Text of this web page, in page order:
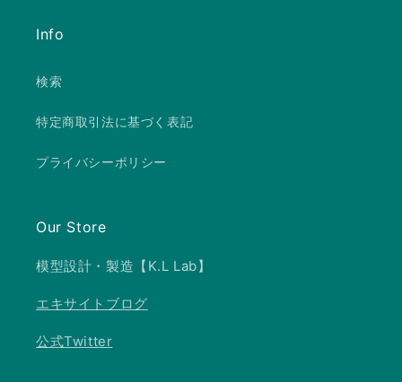
Info
検索
特定商取引法に基づく表記
プライバシーポリシー
Our Store
模型設計・製造【K.L Lab】
エキサイトブログ
公式Twitter